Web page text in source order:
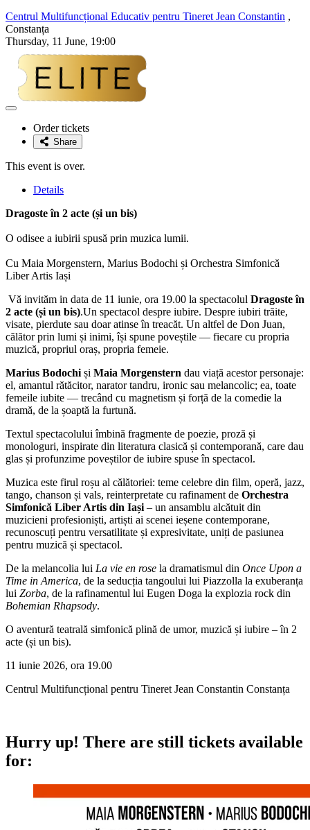
Centrul Multifuncțional Educativ pentru Tineret Jean Constantin ,
Constanța
Thursday, 11 June, 19:00
Adaugă
favoriteOrder tickets
Share
This event is over.
Details
Dragoste în 2 acte (și un bis)
O odisee a iubirii spusă prin muzica lumii.
Cu Maia Morgenstern, Marius Bodochi și Orchestra Simfonică
Liber Artis Iași
Vă invităm in data de 11 iunie, ora 19.00 la spectacolul Dragoste în
2 acte (și un bis).Un spectacol despre iubire. Despre iubiri trăite,
visate, pierdute sau doar atinse în treacăt. Un altfel de Don Juan,
călător prin lumi și inimi, își spune poveștile — fiecare cu propria
muzică, propriul oraș, propria femeie.
Marius Bodochi și Maia Morgenstern dau viață acestor personaje:
el, amantul rătăcitor, narator tandru, ironic sau melancolic; ea, toate
femeile iubite — trecând cu magnetism și forță de la comedie la
dramă, de la șoaptă la furtună.
Textul spectacolului îmbină fragmente de poezie, proză și
monologuri, inspirate din literatura clasică și contemporană, care dau
glas și profunzime poveștilor de iubire spuse în spectacol.
Muzica este firul roșu al călătoriei: teme celebre din film, operă, jazz,
tango, chanson și vals, reinterpretate cu rafinament de Orchestra
Simfonică Liber Artis din Iași – un ansamblu alcătuit din
muzicieni profesioniști, artiști ai scenei ieșene contemporane,
recunoscuți pentru versatilitate și expresivitate, uniți de pasiunea
pentru muzică și spectacol.
De la melancolia lui La vie en rose la dramatismul din Once Upon a
Time in America, de la seducția tangoului lui Piazzolla la exuberanța
lui Zorba, de la rafinamentul lui Eugen Doga la explozia rock din
Bohemian Rhapsody.
O aventură teatrală simfonică plină de umor, muzică și iubire – în 2
acte (și un bis).
11 iunie 2026, ora 19.00
Centrul Multifuncțional pentru Tineret Jean Constantin Constanța
Hurry up! There are still tickets available
for: